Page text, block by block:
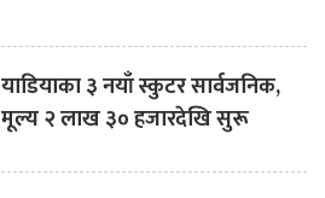
याडियाका ३ नयाँ स्कुटर सार्वजनिक,
मूल्य २ लाख ३० हजारदेखि सुरू